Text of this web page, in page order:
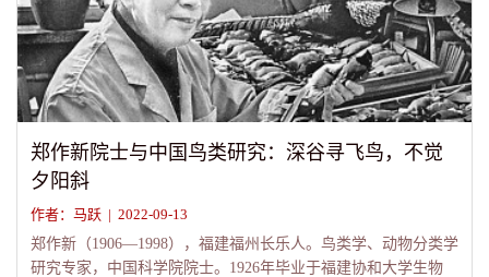
郑作新院士与中国鸟类研究：深谷寻飞鸟，不觉
夕阳斜
作者：马跃 | 2022-09-13
郑作新（1906—1998），福建福州长乐人。鸟类学、动物分类学
研究专家，中国科学院院士。1926年毕业于福建协和大学生物